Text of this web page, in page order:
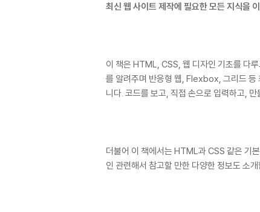
최신 웹 사이트 제작에 필요한 모든 지식을
이 책은 HTML, CSS, 웹 디자인 기초를 다
를 알려주며 반응형 웹, Flexbox, 그리드 등
니다. 코드를 보고, 직접 손으로 입력하고,
더불어 이 책에서는 HTML과 CSS 같은 기
인 관련해서 참고할 만한 다양한 정보도 소